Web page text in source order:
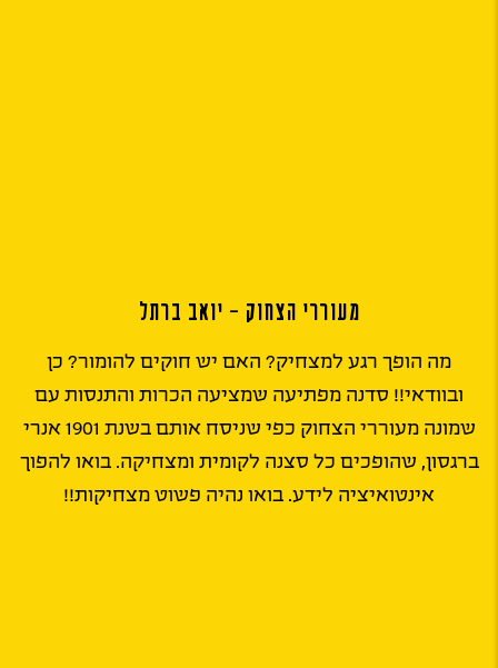
מעוררי הצחוק – יואב ברתל
מה הופך רגע למצחיק? האם יש חוקים להומור? כן
ובוודאי!! סדנה מפתיעה שמציעה הכרות והתנסות עם
שמונה מעוררי הצחוק כפי שניסח אותם בשנת 1901 אנרי
ברגסון, שהופכים כל סצנה לקומית ומצחיקה. בואו להפוך
אינטואיציה לידע. בואו נהיה פשוט מצחיקות!!